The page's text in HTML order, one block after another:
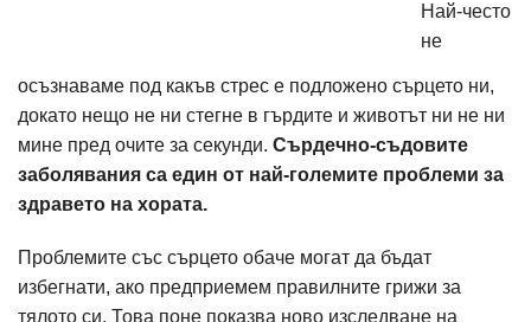
Най-често
не
осъзнаваме под какъв стрес е подложено сърцето ни,
докато нещо не ни стегне в гърдите и животът ни не ни
мине пред очите за секунди. Сърдечно-съдовите
заболявания са един от най-големите проблеми за
здравето на хората.
Проблемите със сърцето обаче могат да бъдат
избегнати, ако предприемем правилните грижи за
тялото си. Това поне показва ново изследване на